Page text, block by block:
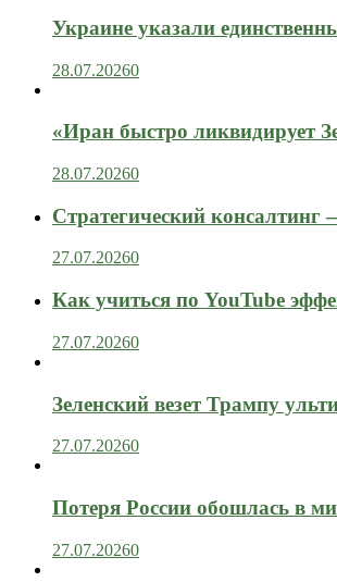
Украине указали
28.07.20260
«Иран быстро ликвидирует
28.07.20260
Стратегический консалтинг
27.07.20260
Как учиться по YouTube
27.07.20260
Зеленский везет Трампу
27.07.20260
Потеря России обошлась в
27.07.20260